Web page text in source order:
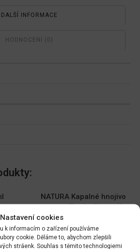
Nastavení cookies
k informacím o zařízení používáme
cookie. Děláme to, abychom zlepšili
stráenk. Souhlas s těmito technologiemi
DALŠÍ INFORMACE
HODNOCENÍ (0)
NATURA Kapalné hnojivo
na vyvýšené záhony 1l
DO KOŠÍKU
149.00Kč